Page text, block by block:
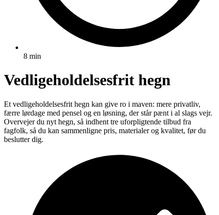
8 min
Vedligeholdelsesfrit hegn
Et vedligeholdelsesfrit hegn kan give ro i maven: mere privatliv,
færre lørdage med pensel og en løsning, der står pænt i al slags vejr.
Overvejer du nyt hegn, så indhent tre uforpligtende tilbud fra
fagfolk, så du kan sammenligne pris, materialer og kvalitet, før du
beslutter dig.